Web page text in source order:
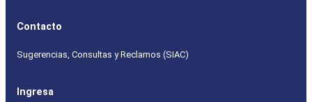
Contacto
Sugerencias, Consultas y Reclamos (SIAC)
Ingresa